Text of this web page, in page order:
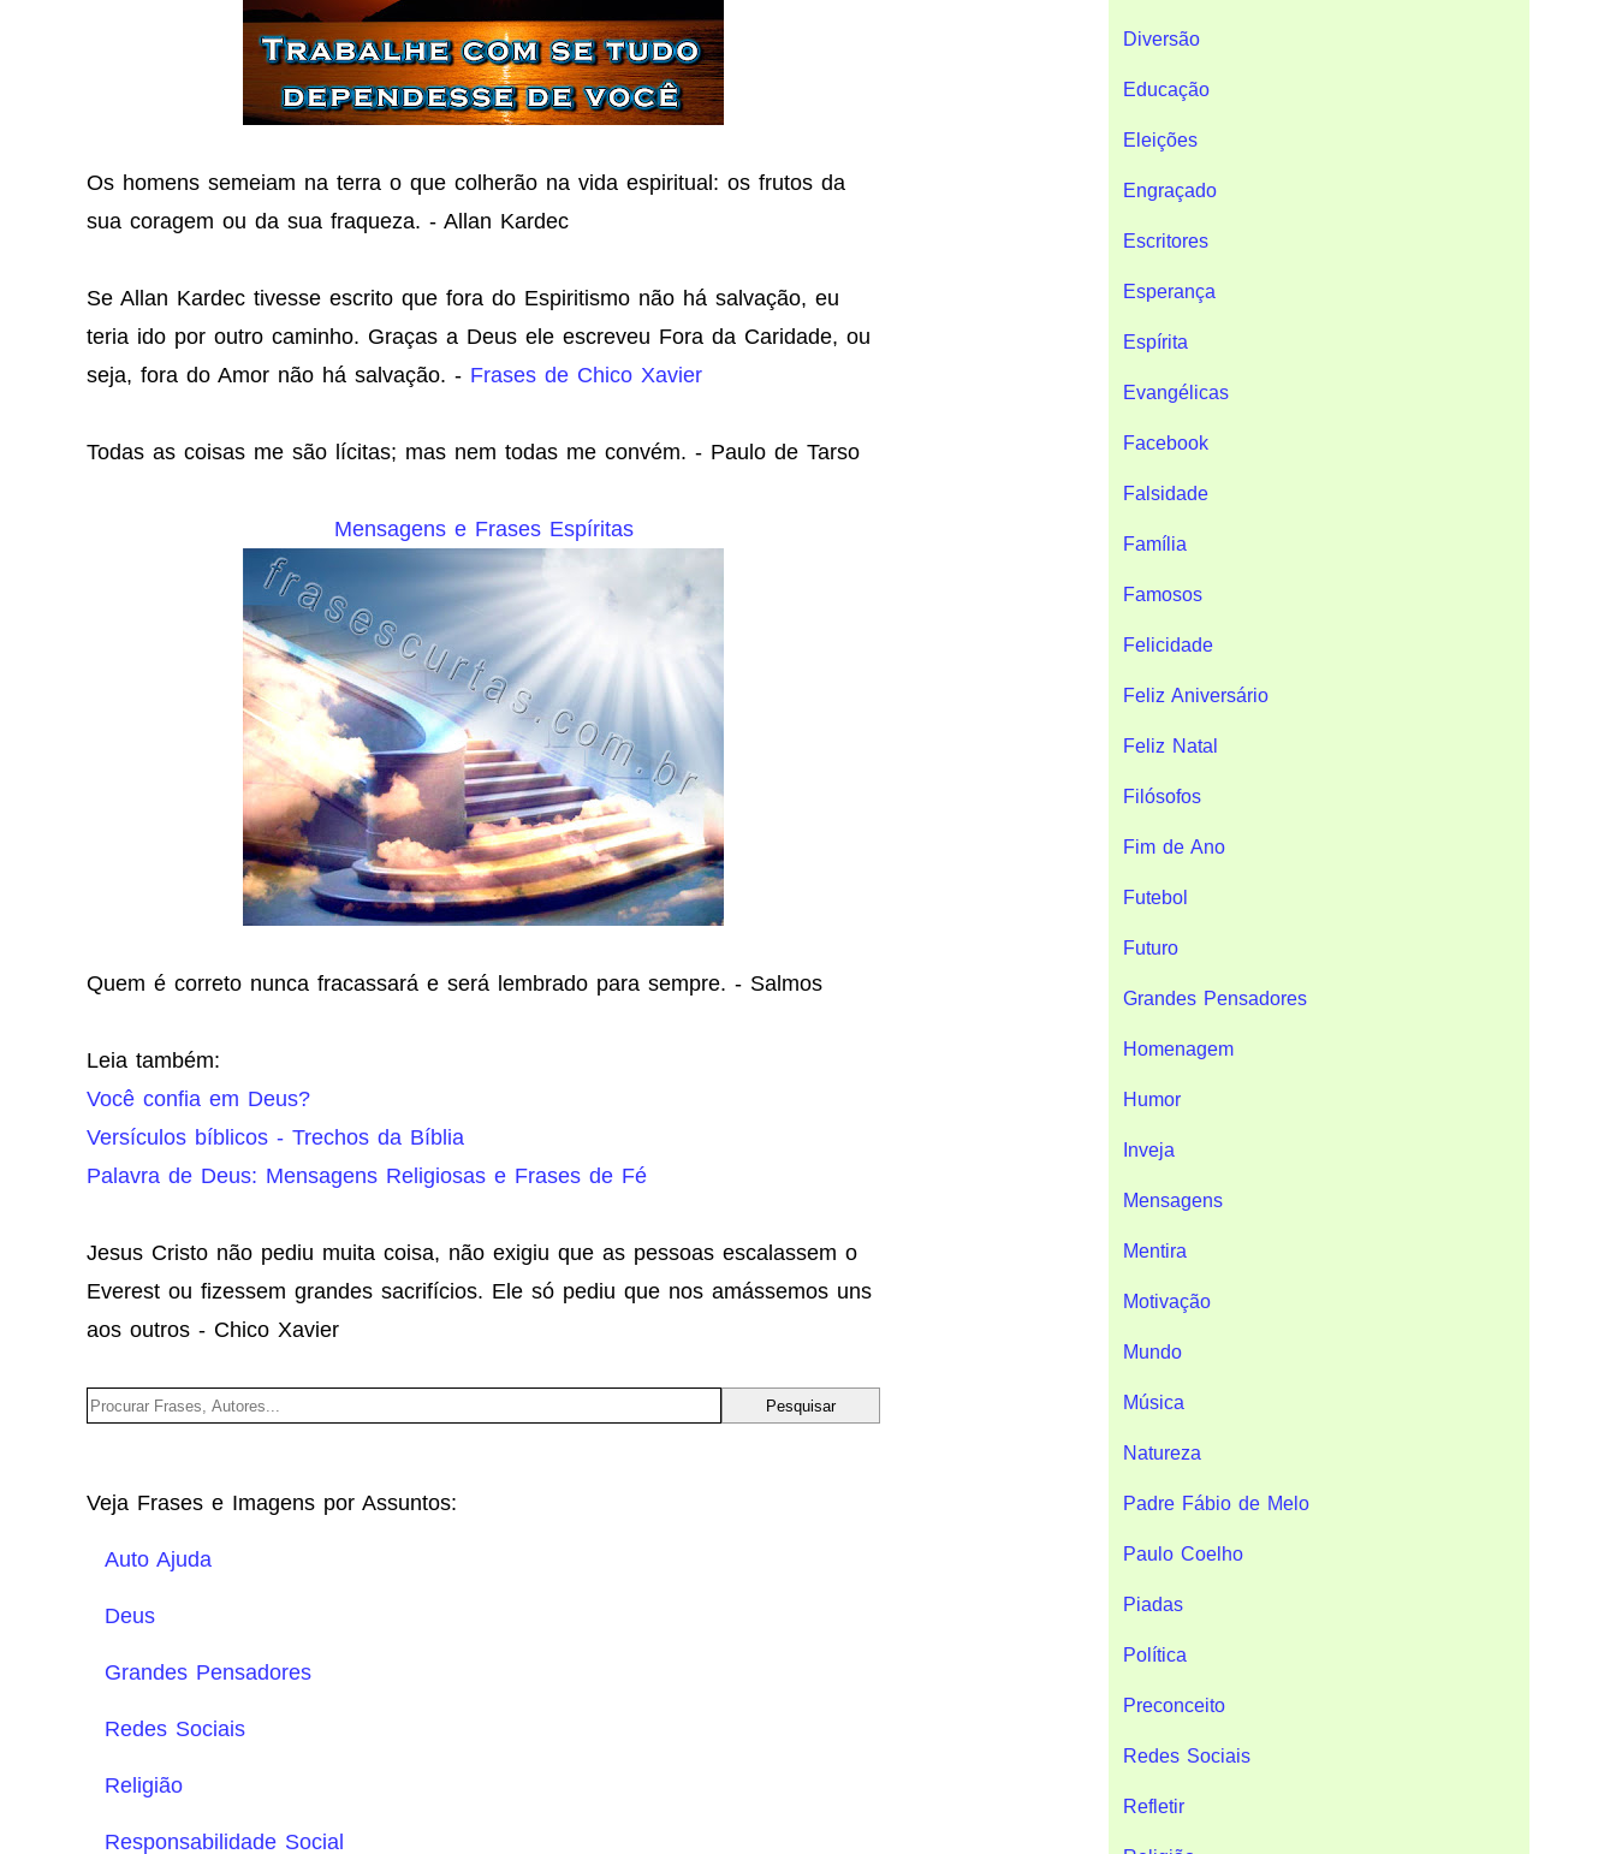
Os homens semeiam na terra o que colherão na vida espiritual: os frutos da
sua coragem ou da sua fraqueza. - Allan Kardec
Se Allan Kardec tivesse escrito que fora do Espiritismo não há salvação, eu
teria ido por outro caminho. Graças a Deus ele escreveu Fora da Caridade, ou
seja, fora do Amor não há salvação. - Frases de Chico Xavier
Todas as coisas me são lícitas; mas nem todas me convém. - Paulo de Tarso
Mensagens e Frases Espíritas
Quem é correto nunca fracassará e será lembrado para sempre. - Salmos
Leia também:
Você confia em Deus?
Versículos bíblicos - Trechos da Bíblia
Palavra de Deus: Mensagens Religiosas e Frases de Fé
Jesus Cristo não pediu muita coisa, não exigiu que as pessoas escalassem o
Everest ou fizessem grandes sacrifícios. Ele só pediu que nos amássemos uns
aos outros - Chico Xavier
Veja Frases e Imagens por Assuntos:
Auto Ajuda
Deus
Grandes Pensadores
Redes Sociais
Religião
Responsabilidade Social
Diversão
Educação
Eleições
Engraçado
Escritores
Esperança
Espírita
Evangélicas
Facebook
Falsidade
Família
Famosos
Felicidade
Feliz Aniversário
Feliz Natal
Filósofos
Fim de Ano
Futebol
Futuro
Grandes Pensadores
Homenagem
Humor
Inveja
Mensagens
Mentira
Motivação
Mundo
Música
Natureza
Padre Fábio de Melo
Paulo Coelho
Piadas
Política
Preconceito
Redes Sociais
Refletir